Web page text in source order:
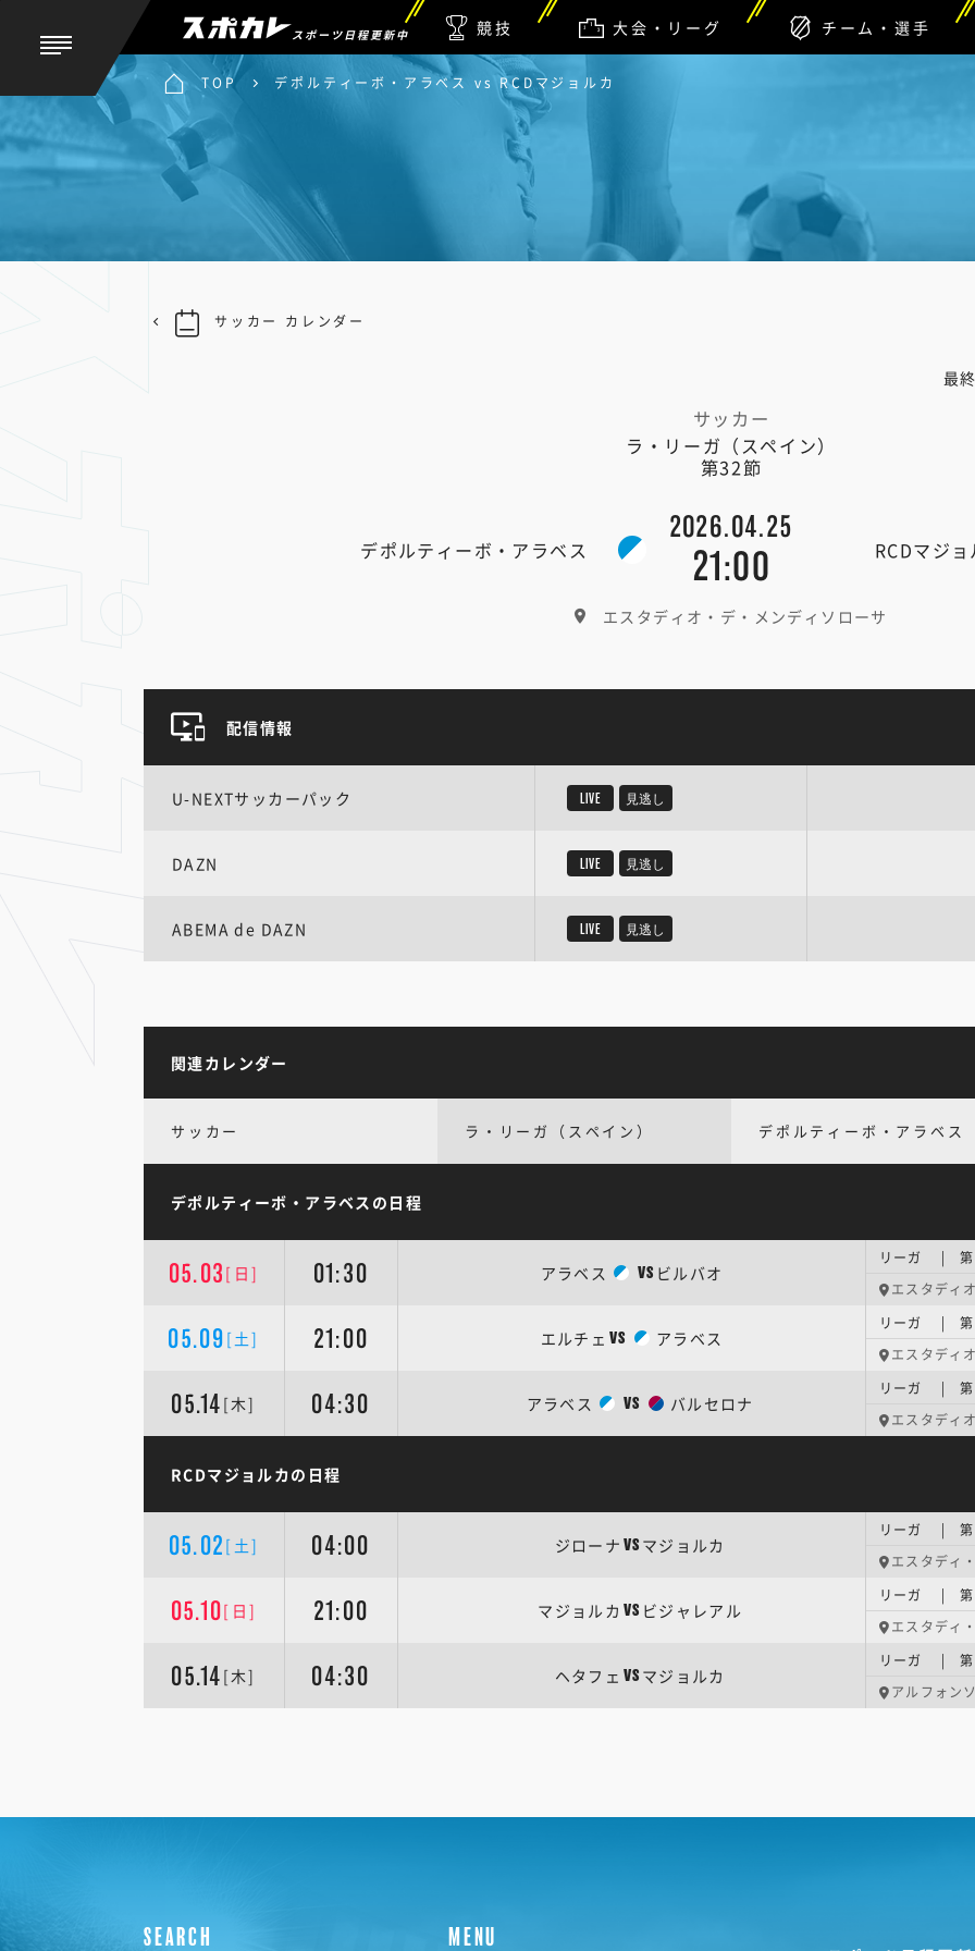
スポーツ日程更新中 競技 大会・リーグ チーム・選手
TOP デポルティーボ・アラベス vs RCDマジョルカ
最
サッカー
ラ・リーガ（スペイン）
第32節
デポルティーボ・アラベス
2026.04.25
21:00 RCDマジ
エスタディオ・デ・メンディソローサ
サッカー カレンダー
配信情報
U-NEXTサッカーパック LIVE 見逃し
DAZN LIVE 見逃し
ABEMA de DAZN LIVE 見逃し
関連カレンダー
サッカー ラ・リーガ（スペイン） デポルティーボ・アラベス
デポルティーボ・アラベスの日程
05.03 [日] 01:30 アラベス VS ビルバオ
リーガ | 第
エスタディ
05.09 [土] 21:00 エルチェ VS アラベス
リーガ | 第
エスタディ
05.14 [木] 04:30 アラベス VS バルセロナ
リーガ | 第
エスタディ
RCDマジョルカの日程
05.02 [土] 04:00 ジローナ VS マジョルカ
リーガ | 第
エスタディ
05.10[日] 21:00 マジョルカ VS ビジャレアル
リーガ | 第
エスタディ
05.14 [木] 04:30 ヘタフェ VS マジョルカ
リーガ | 第
アルフォン
SEARCH MENU